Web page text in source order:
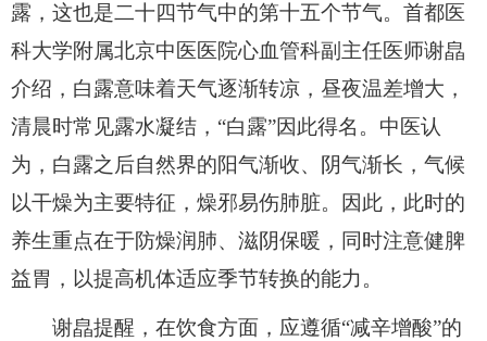
露，这也是二十四节气中的第十五个节气。首都医
科大学附属北京中医医院心血管科副主任医师谢皛
介绍，白露意味着天气逐渐转凉，昼夜温差增大，
清晨时常见露水凝结，“白露”因此得名。中医认
为，白露之后自然界的阳气渐收、阴气渐长，气候
以干燥为主要特征，燥邪易伤肺脏。因此，此时的
养生重点在于防燥润肺、滋阴保暖，同时注意健脾
益胃，以提高机体适应季节转换的能力。
谢皛提醒，在饮食方面，应遵循“减辛增酸”的